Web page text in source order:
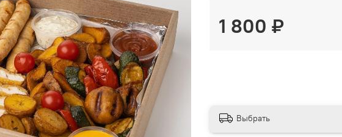
1 800 ₽
Выбрать